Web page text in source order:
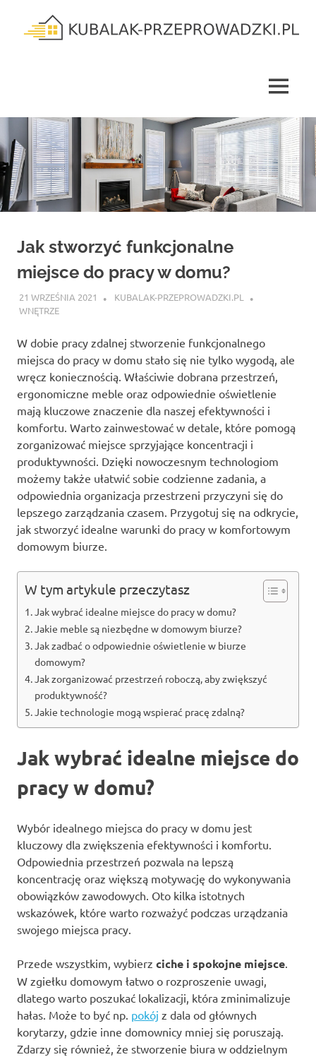
content
MENU
Jak stworzyć funkcjonalne
miejsce do pracy w domu?
21 WRZEŚNIA 2021
KUBALAK-PRZEPROWADZKI.PL
WNĘTRZE
W dobie pracy zdalnej stworzenie funkcjonalnego
miejsca do pracy w domu stało się nie tylko wygodą, ale
wręcz koniecznością. Właściwie dobrana przestrzeń,
ergonomiczne meble oraz odpowiednie oświetlenie
mają kluczowe znaczenie dla naszej efektywności i
komfortu. Warto zainwestować w detale, które pomogą
zorganizować miejsce sprzyjające koncentracji i
produktywności. Dzięki nowoczesnym technologiom
możemy także ułatwić sobie codzienne zadania, a
odpowiednia organizacja przestrzeni przyczyni się do
lepszego zarządzania czasem. Przygotuj się na odkrycie,
jak stworzyć idealne warunki do pracy w komfortowym
domowym biurze.
W tym artykule przeczytasz
Jak wybrać idealne miejsce do pracy w domu?
Jakie meble są niezbędne w domowym biurze?
Jak zadbać o odpowiednie oświetlenie w biurze
domowym?
Jak zorganizować przestrzeń roboczą, aby zwiększyć
produktywność?
Jakie technologie mogą wspierać pracę zdalną?
Jak wybrać idealne miejsce do
pracy w domu?
Wybór idealnego miejsca do pracy w domu jest
kluczowy dla zwiększenia efektywności i komfortu.
Odpowiednia przestrzeń pozwala na lepszą
koncentrację oraz większą motywację do wykonywania
obowiązków zawodowych. Oto kilka istotnych
wskazówek, które warto rozważyć podczas urządzania
swojego miejsca pracy.
Przede wszystkim, wybierz ciche i spokojne miejsce
W zgiełku domowym łatwo o rozproszenie uwagi,
dlatego warto poszukać lokalizacji, która zminimalizuje
hałas. Może to być np. pokój z dala od głównych
korytarzy, gdzie inne domownicy mniej się poruszają.
Zdarzy się również, że stworzenie biura w oddzielnym